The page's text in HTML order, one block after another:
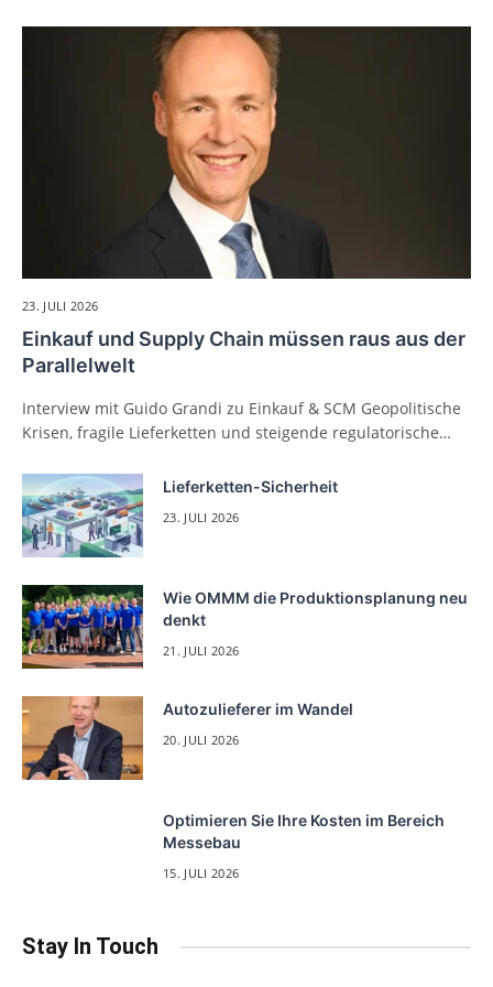
23. JULI 2026
Einkauf und Supply Chain müssen raus aus der
Parallelwelt
Interview mit Guido Grandi zu Einkauf & SCM Geopolitische
Krisen, fragile Lieferketten und steigende regulatorische…
Lieferketten-Sicherheit
23. JULI 2026
Wie OMMM die Produktionsplanung neu
denkt
21. JULI 2026
Autozulieferer im Wandel
20. JULI 2026
Optimieren Sie Ihre Kosten im Bereich
Messebau
15. JULI 2026
Stay In Touch